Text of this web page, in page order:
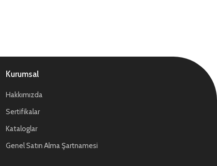
Kurumsal
Hakkımızda
Sertifikalar
Kataloglar
Genel Satın Alma Şartnamesi